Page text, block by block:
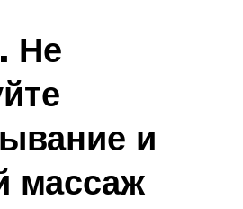
Не
и
массаж